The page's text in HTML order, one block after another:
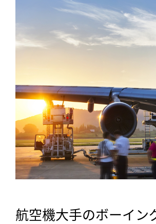
航空機大手のボーイ